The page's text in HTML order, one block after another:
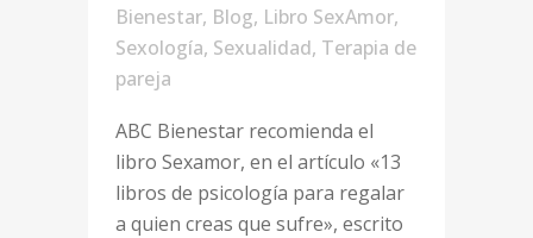
Bienestar, Blog, Libro SexAmor,
Sexología, Sexualidad, Terapia de
pareja
ABC Bienestar recomienda el
libro Sexamor, en el artículo «13
libros de psicología para regalar
a quien creas que sufre», escrito